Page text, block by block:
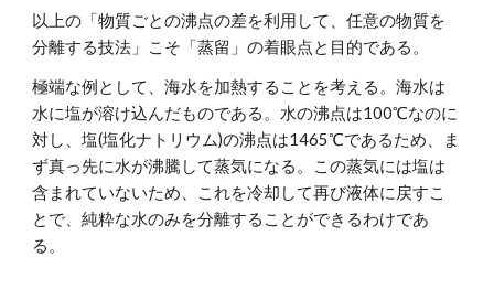
以上の「物質ごとの沸点の差を利用して、任意の物質を
分離する技法」こそ「蒸留」の着眼点と目的である。
極端な例として、海水を加熱することを考える。海水は
水に塩が溶け込んだものである。水の沸点は100℃なのに
対し、塩(塩化ナトリウム)の沸点は1465℃であるため、ま
ず真っ先に水が沸騰して蒸気になる。この蒸気には塩は
含まれていないため、これを冷却して再び液体に戻すこ
とで、純粋な水のみを分離することができるわけであ
る。